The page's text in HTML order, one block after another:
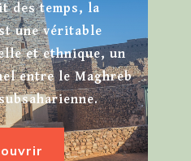
des temps, la
une véritable
et ethnique, un
entre le Maghreb